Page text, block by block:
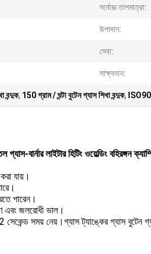
সর্বোচ্চ তাপমাত্রা:
উপাদান:
সেবা:
সাক্ষ্যদান:
বন্দুক, 150 গ্রাম / ঘন্টা বুটেন গ্যাস শিখা বন্দুক,
বার্নার লাইটার হিটিং ওয়েল্ডিং বহিরঙ্গন
যায়।
পারেন।
এবং জলরোধী ভাল।
সময় নেয়।গ্যাস ট্যাঙ্কের গ্যাস বুটেন